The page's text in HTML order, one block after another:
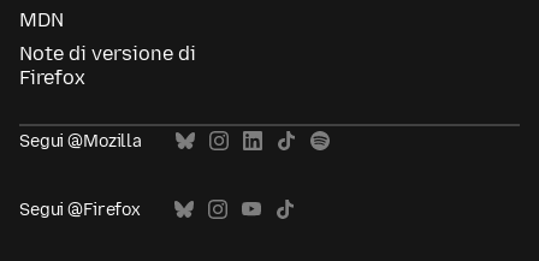
MDN
Note di versione di
Firefox
Segui @Mozilla
Segui @Firefox